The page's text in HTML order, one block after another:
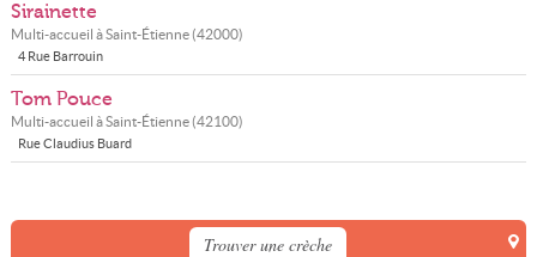
Sirainette
Multi-accueil àSaint-Étienne(42000)
4 Rue Barrouin
Tom Pouce
Multi-accueil àSaint-Étienne(42100)
Rue Claudius Buard
Trouver une crèche